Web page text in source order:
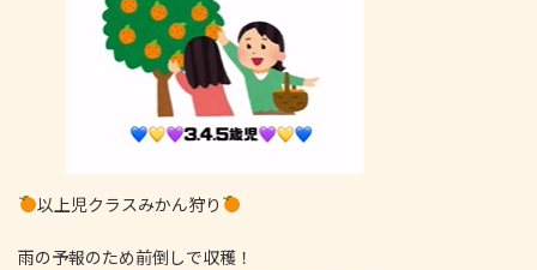
以上児クラスみかん狩り
雨の予報のため前倒しで収穫！